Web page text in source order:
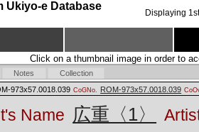
Ukiyo-e Database
Displaying 1
Click on a thumbnail image in order to
Notes Collection
973x57.0018.039 CoGNo. ROM-973x57.0018.039
Name 広重〈1〉